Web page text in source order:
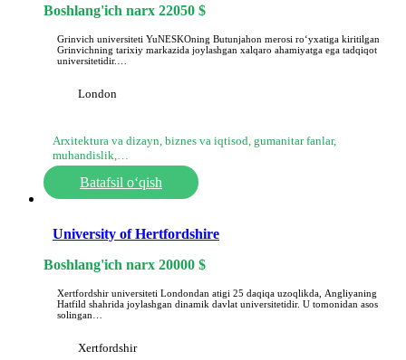
Boshlang'ich narx 22050 $
Grinvich universiteti YuNESKOning Butunjahon merosi roʻyxatiga kiritilgan
Grinvichning tarixiy markazida joylashgan xalqaro ahamiyatga ega tadqiqot
universitetidir.…
London
Arxitektura va dizayn, biznes va iqtisod, gumanitar fanlar,
muhandislik,…
Batafsil o‘qish
University of Hertfordshire
Boshlang'ich narx 20000 $
Xertfordshir universiteti Londondan atigi 25 daqiqa uzoqlikda, Angliyaning
Hatfild shahrida joylashgan dinamik davlat universitetidir. U tomonidan asos
solingan…
Xertfordshir